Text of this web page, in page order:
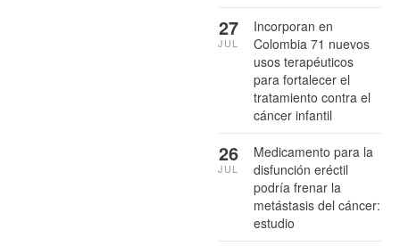
Incorporan en
Colombia 71 nuevos
usos terapéuticos
para fortalecer el
tratamiento contra el
cáncer infantil
27
JUL
Medicamento para la
disfunción eréctil
podría frenar la
metástasis del cáncer:
estudio
26
JUL